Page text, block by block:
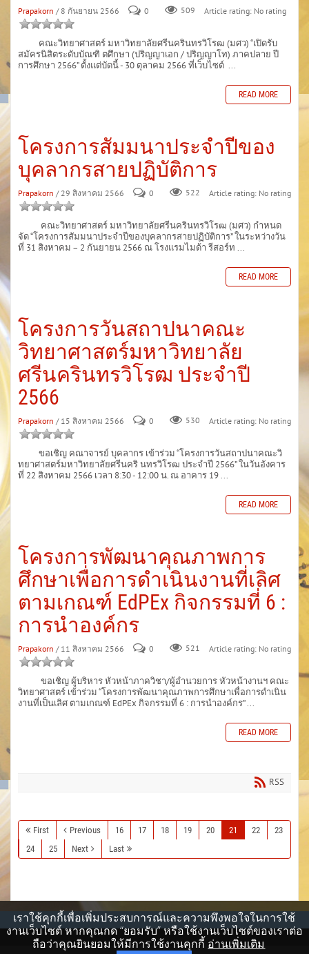
Prapakorn / 8 กันยายน 2566 0 509 Article rating: No rating
คณะวิทยาศาสตร์ มหาวิทยาลัยศรีนครินทรวิโรฒ (มศว) “เปิดรับ
สมัครนิสิตระดับบัณฑิ ตศึกษา (ปริญญาเอก / ปริญญาโท) ภาคปลาย ปี
การศึกษา 2566” ตั้งแต่บัดนี้ - 30 ตุลาคม 2566 ที่เว็บไซต์ ...
READ MORE
โครงการสัมมนาประจำปีของ
บุคลากรสายปฏิบัติการ
Prapakorn / 29 สิงหาคม 2566 0 522 Article rating: No rating
คณะวิทยาศาสตร์ มหาวิทยาลัยศรีนครินทรวิโรฒ (มศว) กำหนด
จัด “โครงการสัมมนาประจำปีของบุคลากรสายปฏิบัติการ” ในระหว่างวัน
ที่ 31 สิงหาคม – 2 กันยายน 2566 ณ โรงแรมไมด้า รีสอร์ท ...
READ MORE
โครงการวันสถาปนาคณะ
วิทยาศาสตร์มหาวิทยาลัย
ศรีนครินทรวิโรฒ ประจำปี
2566
Prapakorn / 15 สิงหาคม 2566 0 530 Article rating: No rating
ขอเชิญ คณาจารย์ บุคลากร เข้าร่วม “โครงการวันสถาปนาคณะวิ
ทยาศาสตร์มหาวิทยาลัยศรีนคริ นทรวิโรฒ ประจำปี 2566” ในวันอังคาร
ที่ 22 สิงหาคม 2566 เวลา 8:30 - 12:00 น. ณ อาคาร 19 ...
READ MORE
โครงการพัฒนาคุณภาพการ
ศึกษาเพื่อการดำเนินงานที่เลิศ
ตามเกณฑ์ EdPEx กิจกรรมที่ 6 :
การนำองค์กร
Prapakorn / 11 สิงหาคม 2566 0 521 Article rating: No rating
ขอเชิญ ผู้บริหาร หัวหน้าภาควิชา/ผู้อำนวยการ หัวหน้างานฯ คณะ
วิทยาศาสตร์ เข้าร่วม “โครงการพัฒนาคุณภาพการศึกษาเพื่อการดำเนิน
งานที่เป็นเลิศ ตามเกณฑ์ EdPEx กิจกรรมที่ 6 : การนำองค์กร” ...
READ MORE
RSS
First Previous 16 17 18 19 20 21 22
23
24
25 Next Last
เราใช้คุกกี้เพื่อเพิ่มประสบการณ์และความพึงพอใจในการใช้
งานเว็บไซต์ หากคุณกด “ยอมรับ” หรือใช้งานเว็บไซต์ของเราต่อ
ถือว่าคุณยินยอมให้มีการใช้งานคุกกี้ อ่านเพิ่มเติม